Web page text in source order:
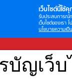
เว็บไซต์นี้ใช้คุ
รับประสบการณ์
เว็บไซต์ของเรา
นโยบายความเป็
บัญเว็